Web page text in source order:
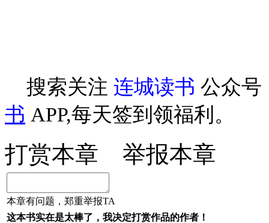
搜索关注 连城读书 公众号
书 APP,每天签到领福利。
打赏本章 举报本章
本章有问题，郑重举报TA
这本书实在是太棒了，我决定打赏作品的作者！